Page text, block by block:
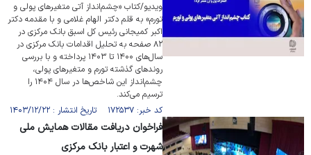
ویدیو/کتاب «چشم‌انداز آتی متغیر‌های پولی و
تورم» به قلم دکتر الهام غلامی و با مقدمه دکتر
اکبر کمیجانی رئیس کل اسبق بانک مرکزی در
۸۲ صفحه به تحلیل اقدامات بانک مرکزی در
سال‌های ۱۴۰۰ تا ۱۴۰۳ پرداخته و با بررسی
روند‌های گذشته تورم و متغیر‌های پولی،
چشم‌انداز این شاخص‌ها در سال ۱۴۰۴ را
ترسیم می‌کند.
کد خبر: ۱۷۲۵۳۷ تاریخ انتشار : ۱۴۰۳/۱۲/۲۲
فراخوان دریافت مقالات همایش ملی
شهرت و اعتبار بانک مرکزی